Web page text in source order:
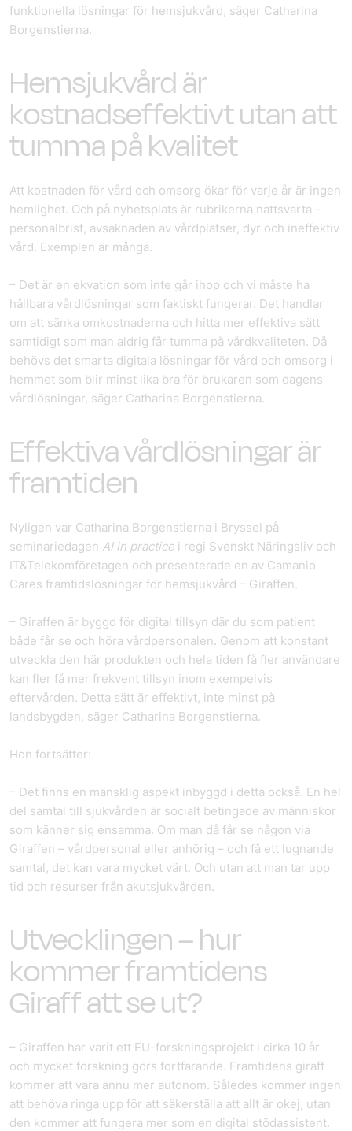
funktionella lösningar för hemsjukvård, säger Catharina
Borgenstierna.
Hemsjukvård är
kostnadseffektivt utan att
tumma på kvalitet
Att kostnaden för vård och omsorg ökar för varje år är ingen
hemlighet. Och på nyhetsplats är rubrikerna nattsvarta –
personalbrist, avsaknaden av vårdplatser, dyr och ineffektiv
vård. Exemplen är många.
– Det är en ekvation som inte går ihop och vi måste ha
hållbara vårdlösningar som faktiskt fungerar. Det handlar
om att sänka omkostnaderna och hitta mer effektiva sätt
samtidigt som man aldrig får tumma på vårdkvaliteten. Då
behövs det smarta digitala lösningar för vård och omsorg i
hemmet som blir minst lika bra för brukaren som dagens
vårdlösningar, säger Catharina Borgenstierna.
Effektiva vårdlösningar är
framtiden
Nyligen var Catharina Borgenstierna i Bryssel på
seminariedagen AI in practice i regi Svenskt Näringsliv och
IT&Telekomföretagen och presenterade en av Camanio
Cares framtidslösningar för hemsjukvård – Giraffen.
– Giraffen är byggd för digital tillsyn där du som patient
både får se och höra vårdpersonalen. Genom att konstant
utveckla den här produkten och hela tiden få fler användare
kan fler få mer frekvent tillsyn inom exempelvis
eftervården. Detta sätt är effektivt, inte minst på
landsbygden, säger Catharina Borgenstierna.
Hon fortsätter:
– Det finns en mänsklig aspekt inbyggd i detta också. En hel
del samtal till sjukvården är socialt betingade av människor
som känner sig ensamma. Om man då får se någon via
Giraffen – vårdpersonal eller anhörig – och få ett lugnande
samtal, det kan vara mycket värt. Och utan att man tar upp
tid och resurser från akutsjukvården.
Utvecklingen – hur
kommer framtidens
Giraff att se ut?
– Giraffen har varit ett EU-forskningsprojekt i cirka 10 år
och mycket forskning görs fortfarande. Framtidens giraff
kommer att vara ännu mer autonom. Således kommer ingen
att behöva ringa upp för att säkerställa att allt är okej, utan
den kommer att fungera mer som en digital stödassistent.